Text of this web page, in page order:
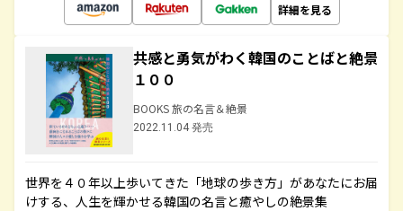
詳細を見る
共感と勇気がわく韓国のことばと絶景
１００
BOOKS 旅の名言＆絶景
2022.11.04 発売
世界を４０年以上歩いてきた「地球の歩き方」があなたにお届
けする、人生を輝かせる韓国の名言と癒やしの絶景集